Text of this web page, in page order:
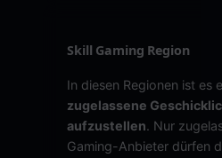
Skill Gaming Region
In diesen Regionen ist es
zugelassene
aufzustellen. Nur
Gaming-Anbieter dürfen